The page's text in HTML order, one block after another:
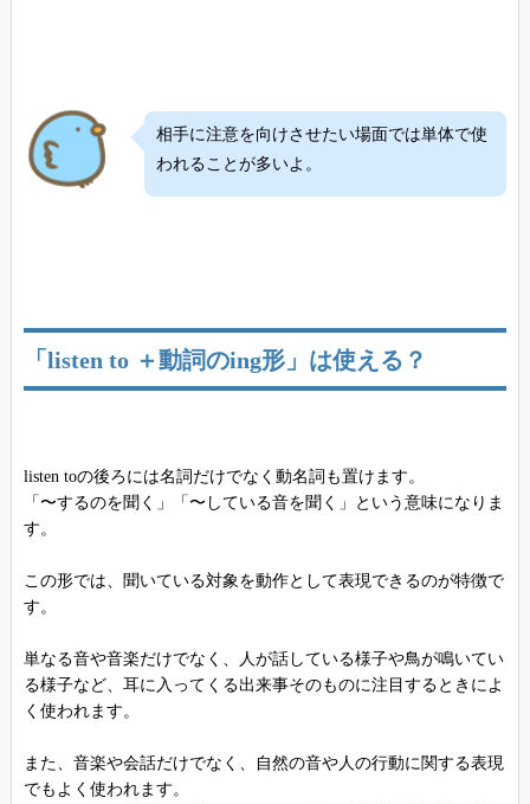
相手に注意を向けさせたい場面では単体で使
われることが多いよ。
「listen to ＋動詞のing形」は使える？
listen toの後ろには名詞だけでなく動名詞も置けます。
「〜するのを聞く」「〜している音を聞く」という意味になりま
す。
この形では、聞いている対象を動作として表現できるのが特徴で
す。
単なる音や音楽だけでなく、人が話している様子や鳥が鳴いてい
る様子など、耳に入ってくる出来事そのものに注目するときによ
く使われます。
また、音楽や会話だけでなく、自然の音や人の行動に関する表現
でもよく使われます。